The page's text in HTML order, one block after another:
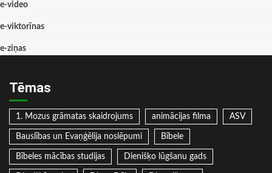
e-video
e-viktorīnas
e-ziņas
Tēmas
1. Mozus grāmatas skaidrojums animācijas filma ASV
Bauslības un Evaņģēlija noslēpumi Bībele
Bībeles mācības studijas Dienišķo lūgšanu gads